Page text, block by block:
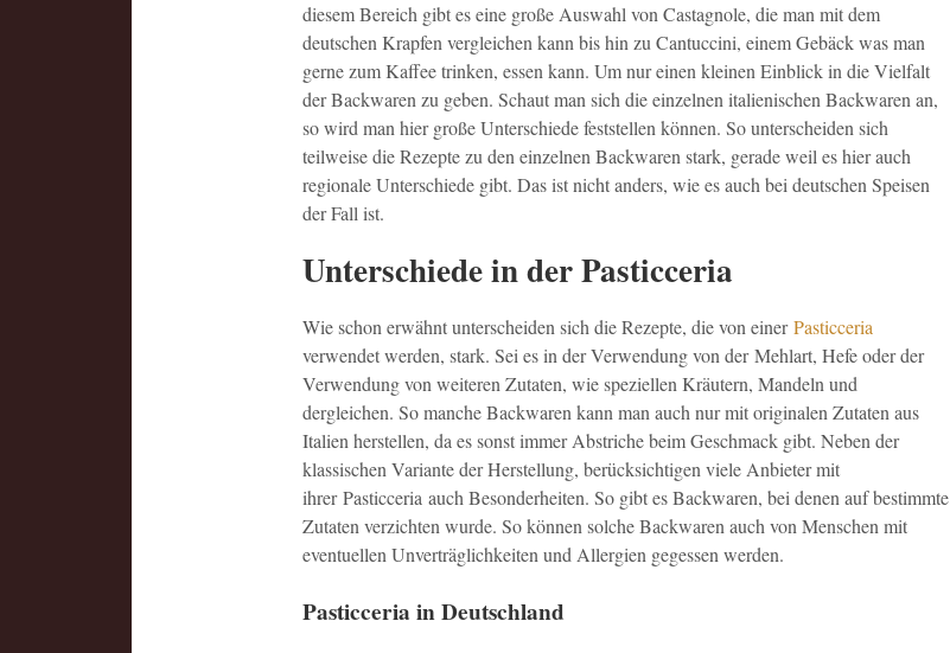
diesem Bereich gibt es eine große Auswahl von Castagnole, die man mit dem
deutschen Krapfen vergleichen kann bis hin zu Cantuccini, einem Gebäck was man
gerne zum Kaffee trinken, essen kann. Um nur einen kleinen Einblick in die Vielfalt
der Backwaren zu geben. Schaut man sich die einzelnen italienischen Backwaren an,
so wird man hier große Unterschiede feststellen können. So unterscheiden sich
teilweise die Rezepte zu den einzelnen Backwaren stark, gerade weil es hier auch
regionale Unterschiede gibt. Das ist nicht anders, wie es auch bei deutschen Speisen
der Fall ist.
Unterschiede in der Pasticceria
Wie schon erwähnt unterscheiden sich die Rezepte, die von einerPasticceria
verwendet werden, stark. Sei es in der Verwendung von der Mehlart, Hefe oder der
Verwendung von weiteren Zutaten, wie speziellen Kräutern, Mandeln und
dergleichen. So manche Backwaren kann man auch nur mit originalen Zutaten aus
Italien herstellen, da es sonst immer Abstriche beim Geschmack gibt. Neben der
klassischen Variante der Herstellung, berücksichtigen viele Anbieter mit
ihrer Pasticceria auch Besonderheiten. So gibt es Backwaren, bei denen auf bestimmte
Zutaten verzichten wurde. So können solche Backwaren auch von Menschen mit
eventuellen Unverträglichkeiten und Allergien gegessen werden.
Pasticceria in Deutschland